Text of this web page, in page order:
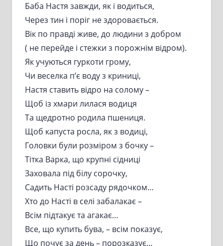
Баба Настя завжди, як і водиться,
Через тин і поріг не здоровається.
Вік по правді живе, до людини з добром
( не перейде і стежки з порожнім відром).
Як учуються гуркоти грому,
Чи веселка п’є воду з криниці,
Настя ставить відро на солому –
Щоб із хмари лилася водиця
Та щедротно родила пшениця.
Щоб капуста росла, як з водиці,
Головки були розміром з бочку –
Тітка Варка, що крупні сідниці
Заховала під білу сорочку,
Садить Насті розсаду рядочком…
Хто до Насті в селі забалакає –
Всім підтакує та агакає…
Все, що купить бува, – всім показує,
Що почує за день – порозказує…